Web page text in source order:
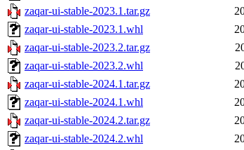
zaqar-ui-stable-2023.1.tar.gz
zaqar-ui-stable-2023.1.whl
zaqar-ui-stable-2023.2.tar.gz
zaqar-ui-stable-2023.2.whl
zaqar-ui-stable-2024.1.tar.gz
zaqar-ui-stable-2024.1.whl
zaqar-ui-stable-2024.2.tar.gz
zaqar-ui-stable-2024.2.whl